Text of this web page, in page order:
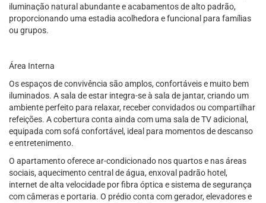
iluminação natural abundante e acabamentos de alto padrão,
proporcionando uma estadia acolhedora e funcional para famílias
ou grupos.
Área Interna
Os espaços de convivência são amplos, confortáveis e muito bem
iluminados. A sala de estar integra-se à sala de jantar, criando um
ambiente perfeito para relaxar, receber convidados ou compartilhar
refeições. A cobertura conta ainda com uma sala de TV adicional,
equipada com sofá confortável, ideal para momentos de descanso
e entretenimento.
O apartamento oferece ar-condicionado nos quartos e nas áreas
sociais, aquecimento central de água, enxoval padrão hotel,
internet de alta velocidade por fibra óptica e sistema de segurança
com câmeras e portaria. O prédio conta com gerador, elevadores e